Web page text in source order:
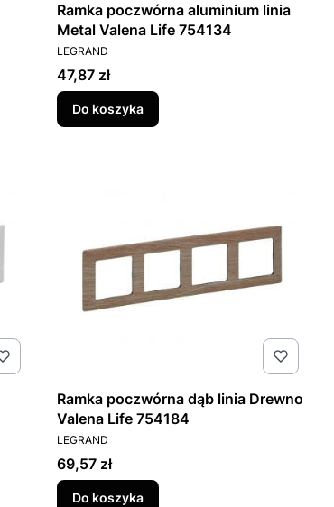
Ramka poczwórna aluminium linia
Metal Valena Life 754134
PRODUCENT
LEGRAND
Cena
47,87 zł
Do koszyka
Ramka poczwórna dąb linia Drewno
Valena Life 754184
PRODUCENT
LEGRAND
Cena
69,57 zł
Do koszyka